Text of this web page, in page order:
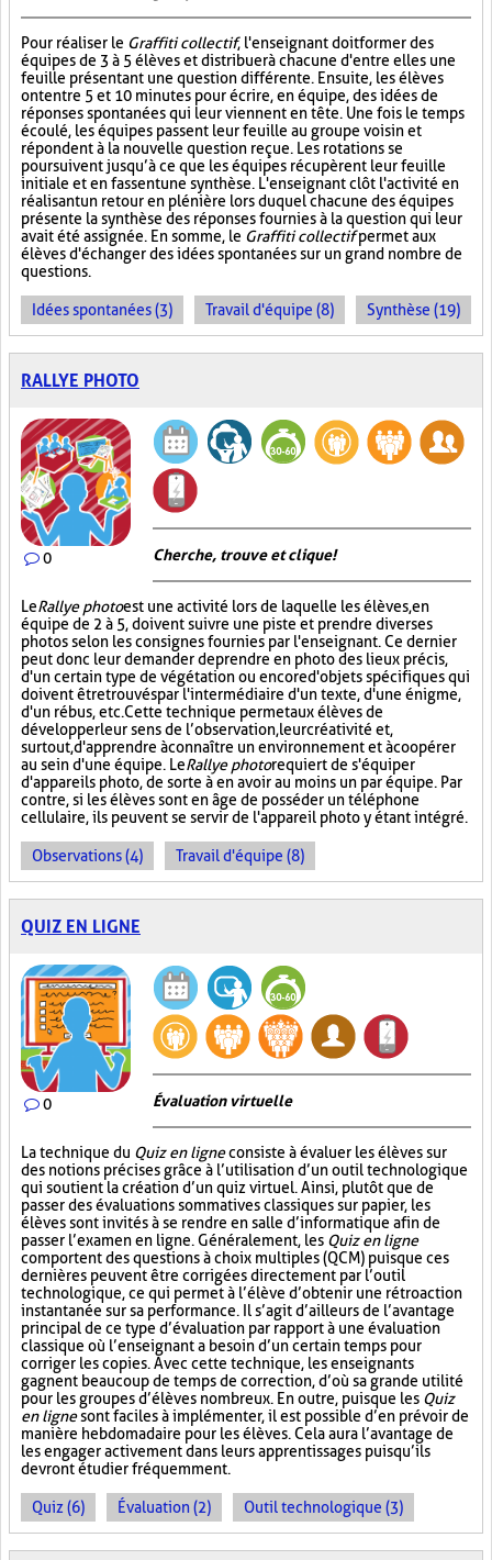
Pour réaliser le Graffiti collectif, l'enseignant doit former des
équipes de 3 à 5 élèves et distribuer à chacune d'entre elles une
feuille présentant une question différente. Ensuite, les élèves
ont entre 5 et 10 minutes pour écrire, en équipe, des idées de
réponses spontanées qui leur viennent en tête. Une fois le temps
écoulé, les équipes passent leur feuille au groupe voisin et
répondent à la nouvelle question reçue. Les rotations se
poursuivent jusqu’à ce que les équipes récupèrent leur feuille
initiale et en fassent une synthèse. L'enseignant clôt l'activité en
réalisant un retour en plénière lors duquel chacune des équipes
présente la synthèse des réponses fournies à la question qui leur
avait été assignée. En somme, le Graffiti collectifpermet aux
élèves d'échanger des idées spontanées sur un grand nombre de
questions.
Idées spontanées (3) Travail d'équipe (8) Synthèse (19)
RALLYE PHOTO
0 Cherche, trouve et clique !
LeRallye photoest une activité lors de laquelle les élèves, en
équipe de 2 à 5, doivent suivre une piste et prendre diverses
photos selon les consignes fournies par l'enseignant. Ce dernier
peut donc leur demander de prendre en photo des lieux précis,
d'un certain type de végétation ou encore d'objets spécifiques qui
doivent être trouvés par l'intermédiaire d'un texte, d'une énigme,
d'un rébus, etc. Cette technique permet aux élèves de
développer leur sens de l’observation, leur créativité et,
surtout, d'apprendre à connaître un environnement et à coopérer
au sein d'une équipe. LeRallye photorequiert de s'équiper
d'appareils photo, de sorte à en avoir au moins un par équipe. Par
contre, si les élèves sont en âge de posséder un téléphone
cellulaire, ils peuvent se servir de l'appareil photo y étant intégré.
Observations (4) Travail d'équipe (8)
QUIZ EN LIGNE
0 Évaluation virtuelle
La technique du Quiz en ligneconsiste à évaluer les élèves sur
des notions précises grâce à l’utilisation d’un outil technologique
qui soutient la création d’un quiz virtuel. Ainsi, plutôt que de
passer des évaluations sommatives classiques sur papier, les
élèves sont invités à se rendre en salle d’informatique afin de
passer l’examen en ligne. Généralement, les Quiz en ligne
comportent des questions à choix multiples (QCM) puisque ces
dernières peuvent être corrigées directement par l’outil
technologique, ce qui permet à l’élève d’obtenir une rétroaction
instantanée sur sa performance. Il s’agit d’ailleurs de l’avantage
principal de ce type d’évaluation par rapport à une évaluation
classique où l’enseignant a besoin d’un certain temps pour
corriger les copies. Avec cette technique, les enseignants
gagnent beaucoup de temps de correction, d’où sa grande utilité
pour les groupes d’élèves nombreux. En outre, puisque les Quiz
en lignesont faciles à implémenter, il est possible d’en prévoir de
manière hebdomadaire pour les élèves. Cela aura l’avantage de
les engager activement dans leurs apprentissages puisqu’ils
devront étudier fréquemment.
Quiz (6) Évaluation (2) Outil technologique (3)